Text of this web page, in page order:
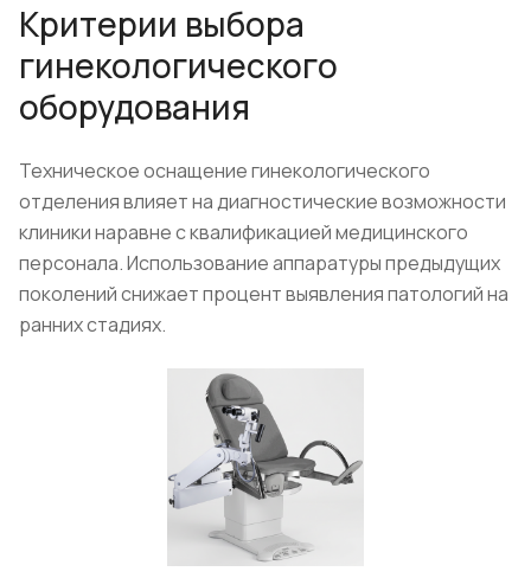
Критерии выбора
гинекологического
оборудования
Техническое оснащение гинекологического
отделения влияет на диагностические возможности
клиники наравне с квалификацией медицинского
персонала. Использование аппаратуры предыдущих
поколений снижает процент выявления патологий на
ранних стадиях.